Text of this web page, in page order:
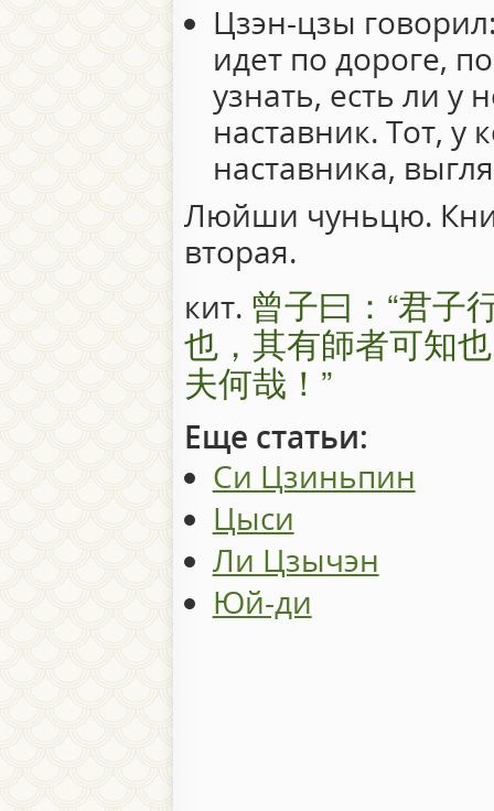
Цзэн-цзы
идет по дороге,
узнать, есть ли у
наставник. Тот, у
наставника,
Люйши чуньцю.
вторая.
кит. 曾子曰：“君子
也，其有師者可知
夫何哉！”
Еще статьи:
Си Цзиньпин
Цыcи
Ли Цзычэн
Юй-ди